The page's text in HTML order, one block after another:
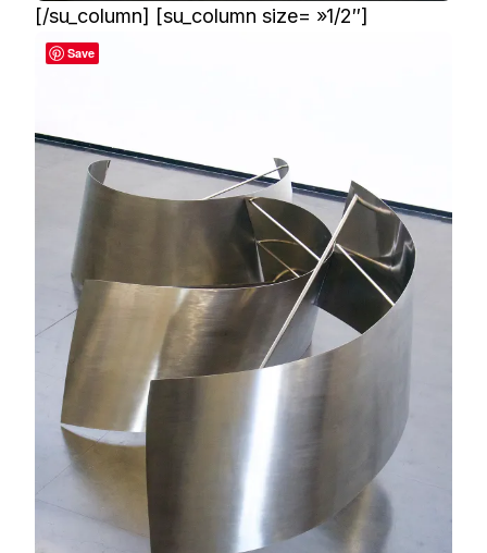
[/su_column] [su_column size= »1/2″]
Save